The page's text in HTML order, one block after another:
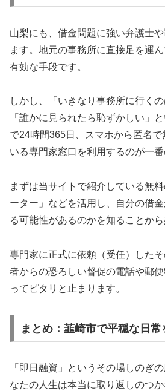
山梨にも、借金問題に強い弁護士
ます。地元の事務所に直接足を運
有効な手段です。
しかし、「いきなり事務所に行くの
「誰かに見られたら恥ずかしい」
で24時間365日、スマホから匿名
いる専門家窓口を利用するのが一番
まずは当サイトで紹介している無
ーター」などを活用し、自分の借
る可能性があるのかを知ることから
専門家に正式に依頼（受任）した
者からの恐ろしい督促の電話や郵
ってピタリと止まります。
まとめ：韮崎市で平穏な日
「即日融資」というその場しのぎ
なたの人生は本当に取り返しのつか